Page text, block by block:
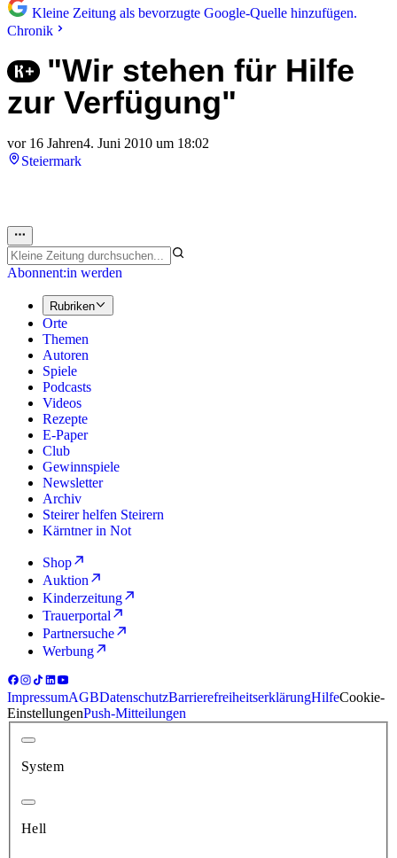
Kleine Zeitung als bevorzugte Google-Quelle hinzufügen.
Chronik
"Wir stehen für Hilfe
zur Verfügung"
vor 16 Jahren4. Juni 2010 um 18:02
Steiermark
Abonnent:in werden
Rubriken
Orte
Themen
Autoren
Spiele
Podcasts
Videos
Rezepte
E-Paper
Club
Gewinnspiele
Newsletter
Archiv
Steirer helfen Steirern
Kärntner in Not
Shop
Auktion
Kinderzeitung
Trauerportal
Partnersuche
Werbung
ImpressumAGBDatenschutzBarrierefreiheitserklärungHilfeCookie-
EinstellungenPush-Mitteilungen
System
Hell